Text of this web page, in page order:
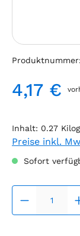
Produktnummer:
Regulärer Preis:
4,17 €
Inhalt: 0.27
Preise inkl.
Sofort